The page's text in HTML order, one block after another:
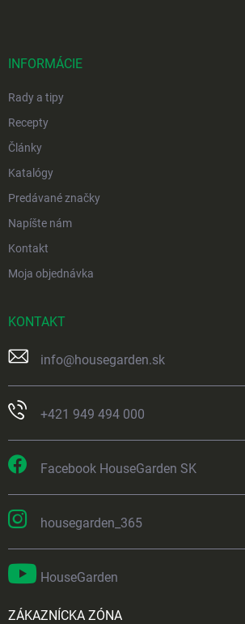
INFORMÁCIE
Rady a tipy
Recepty
Články
Katalógy
Predávané značky
Napíšte nám
Kontakt
Moja objednávka
KONTAKT
info@housegarden.sk
+421 949 494 000
Facebook HouseGarden SK
housegarden_365
HouseGarden
ZÁKAZNÍCKA ZÓNA